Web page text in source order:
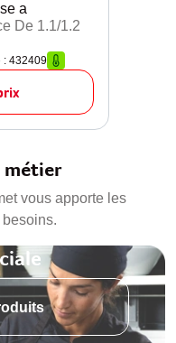
a
De 1.1/1.2
: 432409
métier
vous apporte les